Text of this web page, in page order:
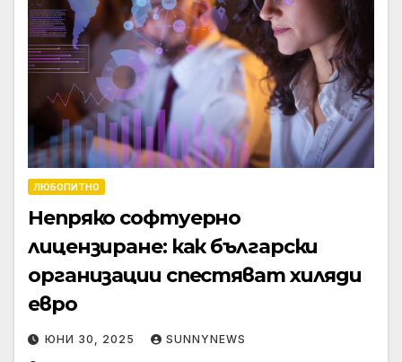
ЛЮБОПИТНО
Непряко софтуерно
лицензиране: как български
организации спестяват хиляди
евро
ЮНИ 30, 2025 SUNNYNEWS